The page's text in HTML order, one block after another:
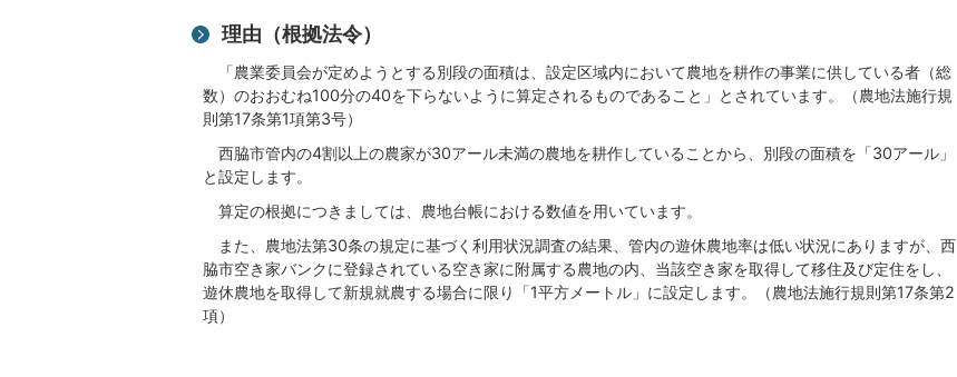
理由（根拠法令）
「農業委員会が定めようとする別段の面積は、設定区域内において農地を耕作の事業に供している者（総
数）のおおむね100分の40を下らないように算定されるものであること」とされています。（農地法施行規
則第17条第1項第3号）
西脇市管内の4割以上の農家が30アール未満の農地を耕作していることから、別段の面積を「30アール」
と設定します。
算定の根拠につきましては、農地台帳における数値を用いています。
また、農地法第30条の規定に基づく利用状況調査の結果、管内の遊休農地率は低い状況にありますが、西
脇市空き家バンクに登録されている空き家に附属する農地の内、当該空き家を取得して移住及び定住をし、
遊休農地を取得して新規就農する場合に限り「1平方メートル」に設定します。（農地法施行規則第17条第2
項）